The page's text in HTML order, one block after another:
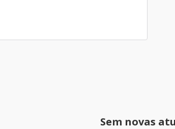
Sem novas